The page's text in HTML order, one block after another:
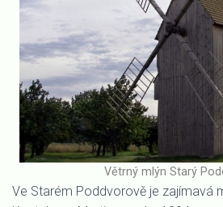
Větrný mlýn Starý
Ve Starém Poddvorově je zajímavá